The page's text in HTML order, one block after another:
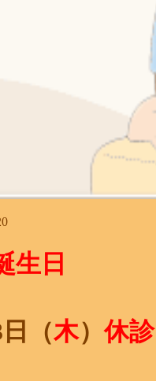
生日
日（木）休診